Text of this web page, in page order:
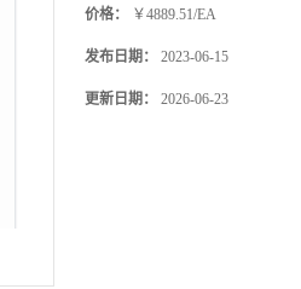
价格： ￥4889.51/EA
发布日期： 2023-06-15
更新日期： 2026-06-23